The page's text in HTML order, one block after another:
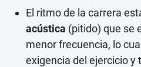
El ritmo de la carrera
acústica (pitido) que se
menor frecuencia, lo
exigencia del ejercicio y